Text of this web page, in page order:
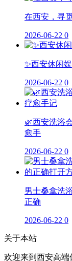
在西安，寻
2026-06-22 0
✨西安休闲
2026-06-22 0
🌿西安洗浴
愈手
2026-06-22 0
男士桑拿洗
正确
2026-06-22 0
关于本站
欢迎来到西安高